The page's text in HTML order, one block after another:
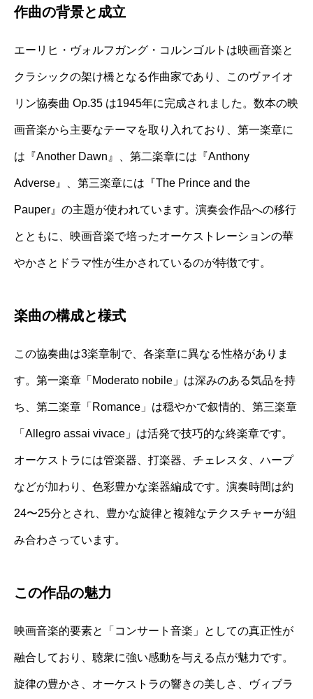
作曲の背景と成立
エーリヒ・ヴォルフガング・コルンゴルトは映画音楽と
クラシックの架け橋となる作曲家であり、このヴァイオ
リン協奏曲 Op.35 は1945年に完成されました。数本の映
画音楽から主要なテーマを取り入れており、第一楽章に
は『Another Dawn』、第二楽章には『Anthony
Adverse』、第三楽章には『The Prince and the
Pauper』の主題が使われています。演奏会作品への移行
とともに、映画音楽で培ったオーケストレーションの華
やかさとドラマ性が生かされているのが特徴です。
楽曲の構成と様式
この協奏曲は3楽章制で、各楽章に異なる性格がありま
す。第一楽章「Moderato nobile」は深みのある気品を持
ち、第二楽章「Romance」は穏やかで叙情的、第三楽章
「Allegro assai vivace」は活発で技巧的な終楽章です。
オーケストラには管楽器、打楽器、チェレスタ、ハープ
などが加わり、色彩豊かな楽器編成です。演奏時間は約
24〜25分とされ、豊かな旋律と複雑なテクスチャーが組
み合わさっています。
この作品の魅力
映画音楽的要素と「コンサート音楽」としての真正性が
融合しており、聴衆に強い感動を与える点が魅力です。
旋律の豊かさ、オーケストラの響きの美しさ、ヴィブラ